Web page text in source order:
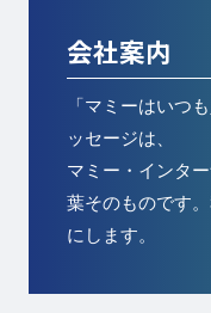
会社案内
「マミーはいつ
ッセージは、
マミー・インタ
葉そのものです
にします。